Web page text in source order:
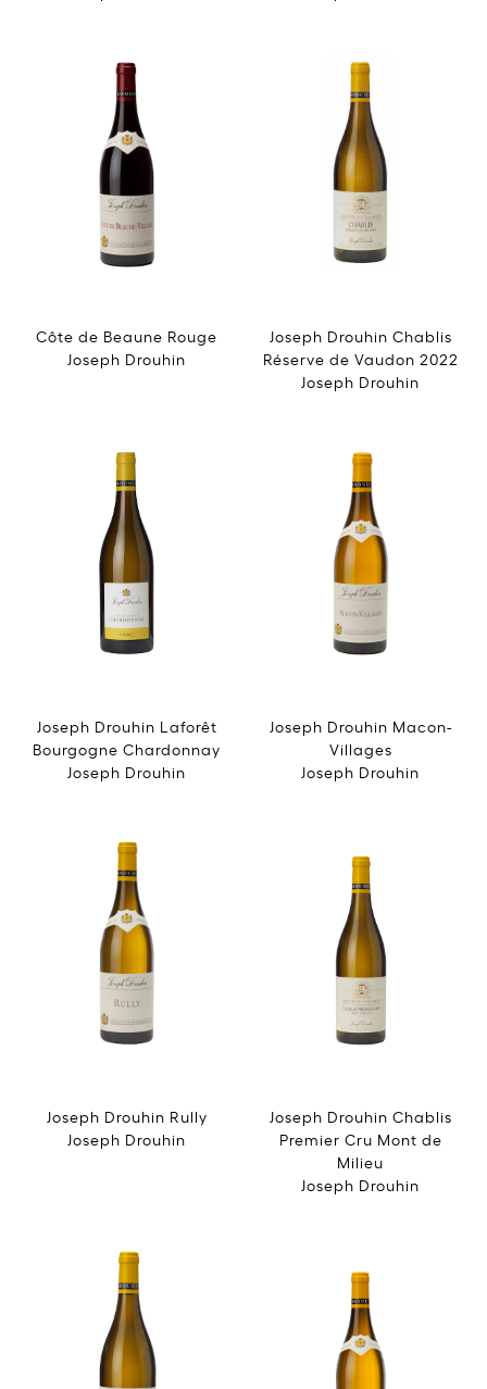
Côte de Beaune Rouge
Joseph Drouhin
Joseph Drouhin Chablis
Réserve de Vaudon 2022
Joseph Drouhin
Joseph Drouhin Laforêt
Bourgogne Chardonnay
Joseph Drouhin
Joseph Drouhin Macon-
Villages
Joseph Drouhin
Joseph Drouhin Rully
Joseph Drouhin
Joseph Drouhin Chablis
Premier Cru Mont de
Milieu
Joseph Drouhin